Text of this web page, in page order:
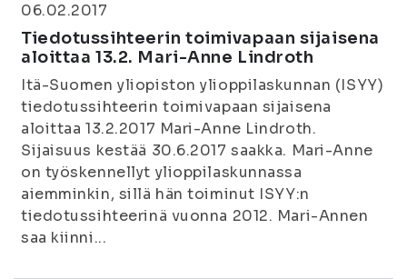
06.02.2017
Tiedotussihteerin toimivapaan sijaisena
aloittaa 13.2. Mari-Anne Lindroth
Itä-Suomen yliopiston ylioppilaskunnan (ISYY)
tiedotussihteerin toimivapaan sijaisena
aloittaa 13.2.2017 Mari-Anne Lindroth.
Sijaisuus kestää 30.6.2017 saakka. Mari-Anne
on työskennellyt ylioppilaskunnassa
aiemminkin, sillä hän toiminut ISYY:n
tiedotussihteerinä vuonna 2012. Mari-Annen
saa kiinni...